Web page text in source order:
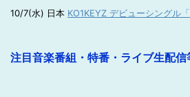
10/7(水) 日本 KO1KEYZ デビューシングル「
注目音楽番組・特番・ライブ生配